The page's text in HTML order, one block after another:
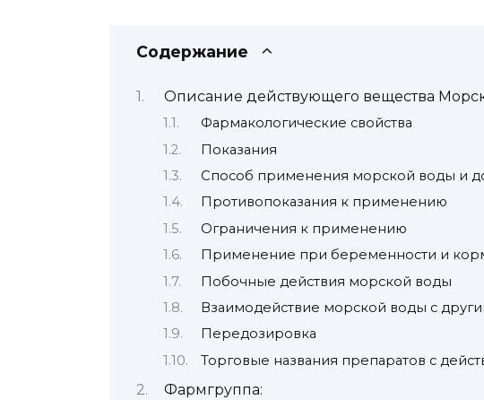
Содержание
Описание действующего вещества
Фармакологические свойства
Показания
Способ применения морской воды и
Противопоказания к применению
Ограничения к применению
Применение при беременности и
Побочные действия морской воды
Взаимодействие морской воды с
Передозировка
Торговые названия препаратов с
Фармгруппа: